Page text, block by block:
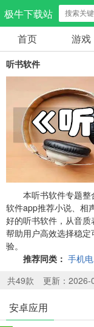
极牛下载站
应用分类
生活服务
297款应用
气象交通
84款应用
社交聊天
183款应用
新闻阅读
43款应用
系统工具
首页 游戏
听书软件
本听书软件专题
软件app推荐小说、相
好的听书软件，从音质
帮助用户高效选择稳
验。
推荐同类： 手机
共49款 更新：2026-
安卓应用